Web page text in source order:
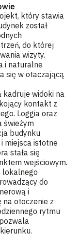
który stawia
został
do której
wizyty.
i naturalne
się w otaczającą
widoki na
kontakt z
Loggia oraz
świeżym
budynku
miejsca istotne
stała się
wejściowym.
lokalnego
do
i
na otoczenie z
rytmu